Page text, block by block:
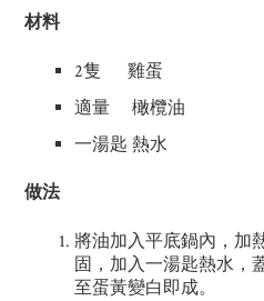
材料
2隻 雞蛋
適量 橄欖油
一湯匙 熱水
做法
將油加入平底鍋內，加
固，加入一湯匙熱水，
至蛋黃變白即成。